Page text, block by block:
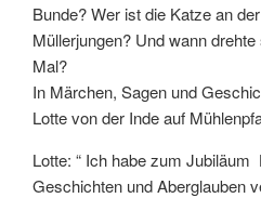
Bunde? Wer ist die Katze an
Müllerjungen? Und wann
Mal?
In Märchen, Sagen und
Lotte von der Inde auf
Lotte: “ Ich habe zum
Geschichten und Aberglauben